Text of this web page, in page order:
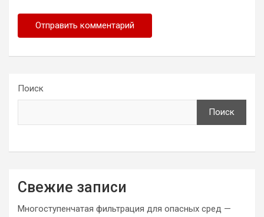
Поиск
Поиск
Свежие записи
Многоступенчатая фильтрация для опасных сред —